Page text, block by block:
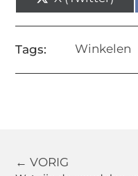
Tags: Winkelen
← VORIG